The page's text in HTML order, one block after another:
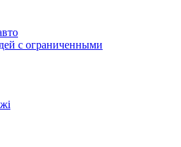
с ограниченными